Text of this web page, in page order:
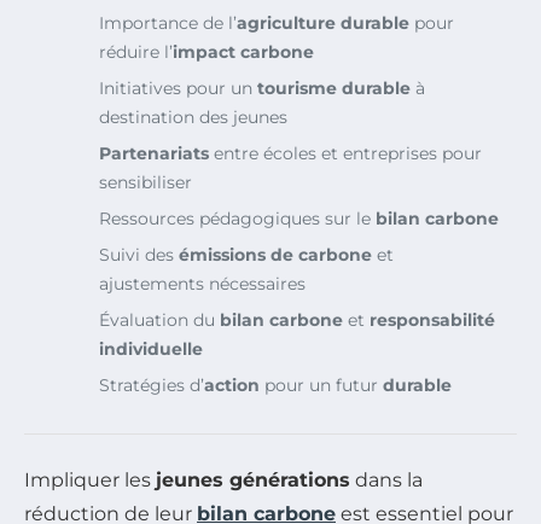
Importance de l’agriculture durable pour
réduire l’impact carbone
Initiatives pour un tourisme durable à
destination des jeunes
Partenariats entre écoles et entreprises pour
sensibiliser
Ressources pédagogiques sur le bilan carbone
Suivi des émissions de carbone et
ajustements nécessaires
Évaluation du bilan carbone et responsabilité
individuelle
Stratégies d’action pour un futur durable
Impliquer les jeunes générations dans la
réduction de leur bilan carbone est essentiel pour